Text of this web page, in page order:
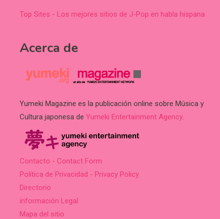
Top Sites - Los mejores sitios de J-Pop en habla hispana
Acerca de
Yumeki Magazine es la publicación online sobre Música y
Cultura japonesa de Yumeki Entertainment Agency.
Contacto - Contact Form
Política de Privacidad - Privacy Policy
Directorio
información Legal
Mapa del sitio